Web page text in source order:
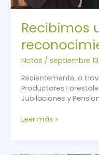
Recibimos
Notas /septiembre
Recientemente, a
Productores
Jubilaciones y
Leer más »